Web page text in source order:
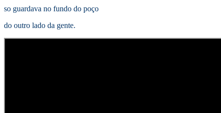
so guardava no fundo do poço
do outro lado da gente.